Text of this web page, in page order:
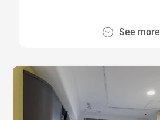
See more